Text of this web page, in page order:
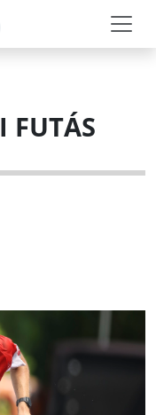
FUTÁS